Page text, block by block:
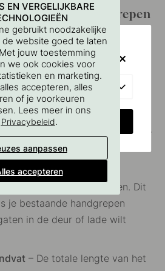
maten van handgrepen
juiste handvat of knopje
we de meest
die belangrijk zijn om
van handgrepen. Zie
hieronder.
zijn er vijf verschillende
te houden, maar de
tussen de schroefgaten. Dit
je bestaande handgrepen
in de deur of lade wilt
– De totale lengte van het
EN VERGELIJKBARE
gebruikt noodzakelijke
website goed te laten
jouw toestemming
we ook cookies voor
en marketing.
accepteren, alles
of je voorkeuren
Lees meer in ons
Privacybeleid.
aanpassen
accepteren
VISIT?
COUNTRY